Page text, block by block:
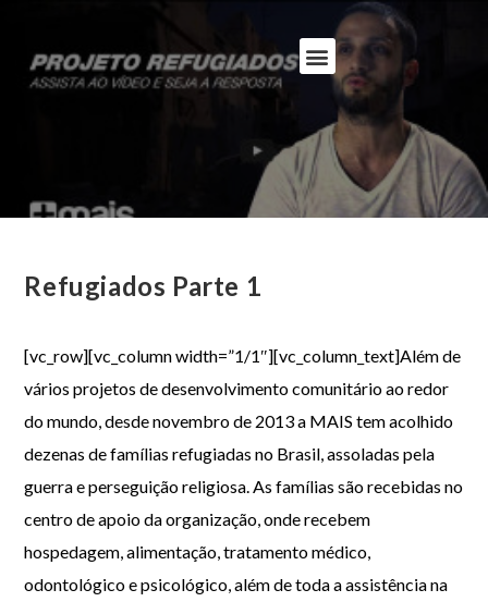
Refugiados Parte 1
[vc_row][vc_column width=”1/1″][vc_column_text]Além de
vários projetos de desenvolvimento comunitário ao redor
do mundo, desde novembro de 2013 a MAIS tem acolhido
dezenas de famílias refugiadas no Brasil, assoladas pela
guerra e perseguição religiosa. As famílias são recebidas no
centro de apoio da organização, onde recebem
hospedagem, alimentação, tratamento médico,
odontológico e psicológico, além de toda a assistência na